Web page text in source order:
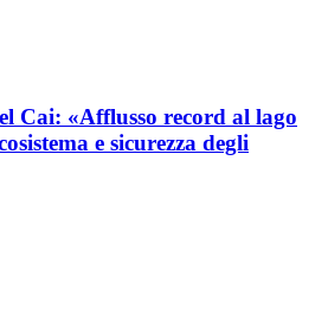
Cai: «Afflusso record al lago
e sicurezza degli